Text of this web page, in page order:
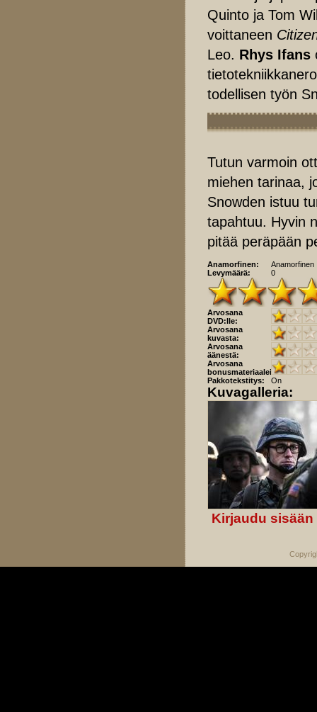
Quinto ja Tom
voittaneen
Leo. Rhys Ifans
todellisen työn
Tutun varmoin
miehen tarinaa,
Snowden istuu
tapahtuu. Hyvin
pitää peräpään
Anamorfinen:
Anamorfinen
Levymäärä:
0
Arvosana
DVD:lle:
Arvosana
kuvasta:
Arvosana
äänestä:
Arvosana
bonusmateriaaleista:
Pakkotekstitys:
On
Kuvagalleria:
Kirjaudu sisään